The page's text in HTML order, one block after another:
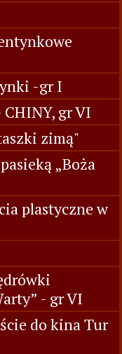
-gr I
gr VI
zimą"
„Boża
plastyczne w
- gr VI
do kina Tur